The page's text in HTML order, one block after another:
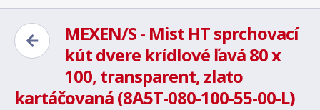
MEXEN/S - Mist HT sprchovací
kút dvere krídlové ľavá 80 x
100, transparent, zlato
kartáčovaná (8A5T-080-100-55-00-L)